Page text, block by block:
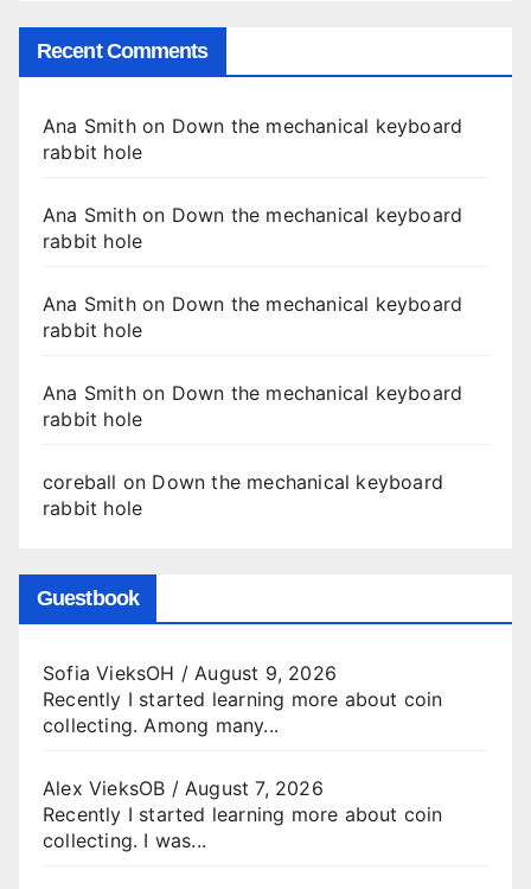
Recent Comments
Ana Smithon Down the mechanical keyboard
rabbit hole
Ana Smithon Down the mechanical keyboard
rabbit hole
Ana Smithon Down the mechanical keyboard
rabbit hole
Ana Smithon Down the mechanical keyboard
rabbit hole
coreball on Down the mechanical keyboard
rabbit hole
Guestbook
Sofia VieksOH / August 9, 2026
Recently I started learning more about coin
collecting. Among many...
Alex VieksOB / August 7, 2026
Recently I started learning more about coin
collecting. I was...